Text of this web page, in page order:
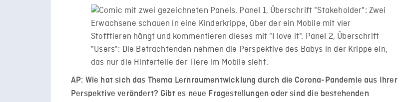
AP: Wie hat sich das Thema Lernraumentwicklung durch die Corona-Pandemie aus Ihrer
Perspektive verändert? Gibt es neue Fragestellungen oder sind die bestehenden